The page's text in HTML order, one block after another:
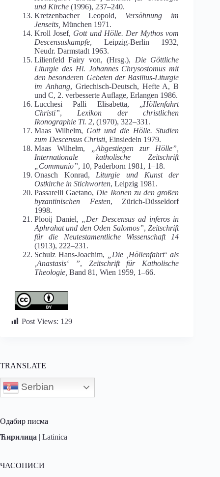
und Kirche (1996), 237–240.
Kretzenbacher Leopold, Versöhnung im
Jenseits, München 1971.
Kroll Josef, Gott und Hölle. Der Mythos vom
Descensuskampfe, Leipzig-Berlin 1932,
Neudr. Darmstadt 1963.
Lilienfeld Fairy von, (Hrsg.), Die Göttliche
Liturgie des Hl. Johannes Chrysostomus mit
den besonderen Gebeten der Basilius-Liturgie
im Anhang, Griechisch-Deutsch, Hefte A, B
und C, 2. verbesserte Auflage, Erlangen 1986.
Lucchesi Palli Elisabetta, „Höllenfahrt
Christi”, Lexikon der christlichen
Ikonographie Tl. 2, (1970), 322–331.
Maas Wilhelm, Gott und die Hölle. Studien
zum Descensus Christi, Einsiedeln 1979.
Maas Wilhelm,
„Abgestiegen zur Hölle”,
Internationale katholische Zeitschrift
„Communio”, 10, Paderborn 1981, 1–18.
Onasch Konrad, Liturgie und Kunst der
Ostkirche in Stichworten, Leipzig 1981.
Passarelli Gaetano, Die Ikonen zu den großen
byzantinischen Festen, Zürich-Düsseldorf
1998.
Plooij Daniel,
„Der Descensus ad inferos in
Aphrahat und den Oden Salomos”,Zeitschrift
für die Neutestamentliche Wissenschaft 14
(1913), 222–231.
Schulz Hans-Joachim,
„Die ‚Höllenfahrt‘ als
‚Anastasis‘ ”, Zeitschrift für Katholische
Theologie, Band 81, Wien 1959, 1–66.
Post Views: 129
TRANSLATE
Serbian
Одабир писма
Ћирилица | Latinica
ЧАСОПИСИ